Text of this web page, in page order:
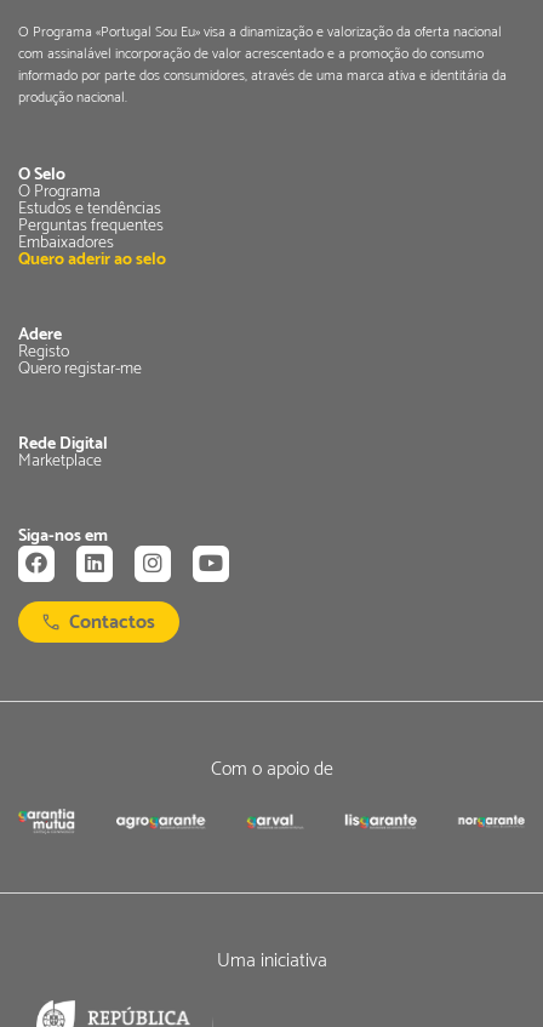
O Programa «Portugal Sou Eu» visa a dinamização e valorização da oferta nacional
com assinalável incorporação de valor acrescentado e a promoção do consumo
informado por parte dos consumidores, através de uma marca ativa e identitária da
produção nacional.
O Selo
O Programa
Estudos e tendências
Perguntas frequentes
Embaixadores
Quero aderir ao selo
Adere
Registo
Quero registar-me
Rede Digital
Marketplace
Siga-nos em
Contactos
Com o apoio de
Uma iniciativa